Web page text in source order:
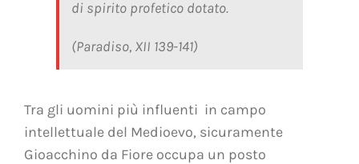
di spirito profetico dotato.
(Paradiso, XII 139-141)
Tra gli uomini più influenti in campo
intellettuale del Medioevo, sicuramente
Gioacchino da Fiore occupa un posto